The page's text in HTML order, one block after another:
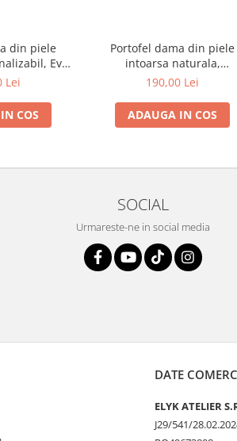
din piele
Eva,
neagra)
Lei
COS
Portofel dama din piele
intoarsa naturala,
personalizabil, Eva, Grena
190,00 Lei
ADAUGA IN COS
SOCIAL
Urmareste-ne in social media
DATE
ELYK ATELIER
J29/541/